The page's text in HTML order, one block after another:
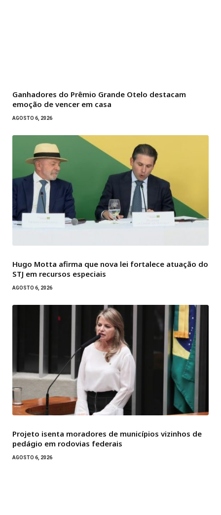
Ganhadores do Prêmio Grande Otelo destacam
emoção de vencer em casa
AGOSTO 6, 2026
Hugo Motta afirma que nova lei fortalece atuação do
STJ em recursos especiais
AGOSTO 6, 2026
Projeto isenta moradores de municípios vizinhos de
pedágio em rodovias federais
AGOSTO 6, 2026